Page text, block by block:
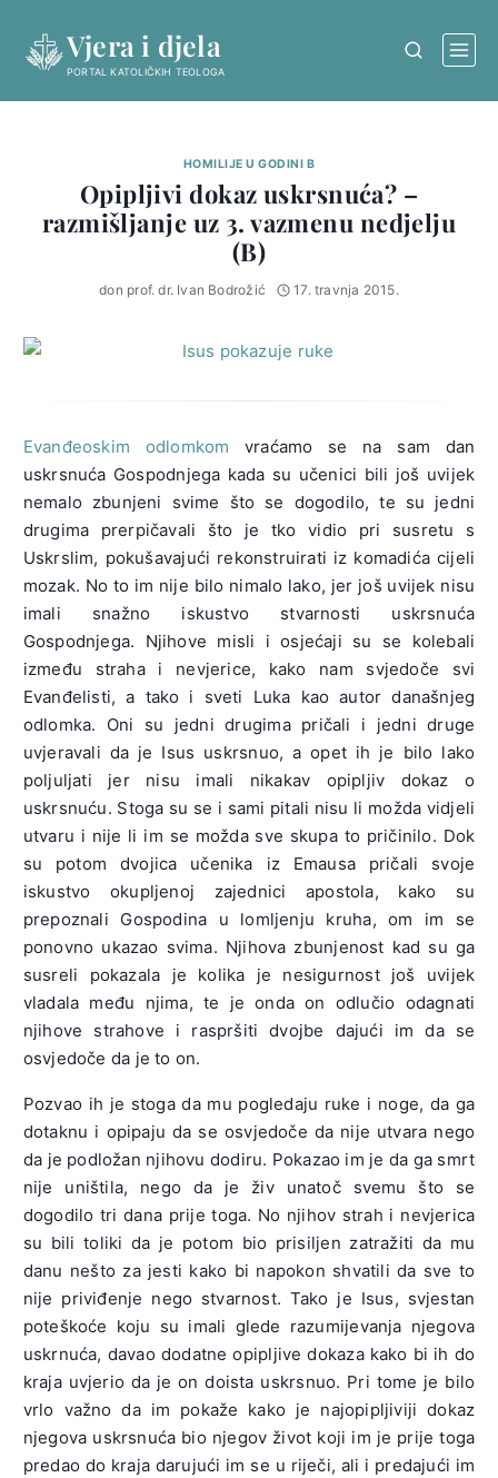
content
Vjera i djela
PORTAL KATOLIČKIH TEOLOGA
HOMILIJE U GODINI B
Opipljivi dokaz uskrsnuća? –
razmišljanje uz 3. vazmenu nedjelju
(B)
don prof. dr. Ivan Bodrožić 17. travnja 2015.
Evanđeoskim odlomkom vraćamo se na sam dan
uskrsnuća Gospodnjega kada su učenici bili još uvijek
nemalo zbunjeni svime što se dogodilo, te su jedni
drugima prerpičavali što je tko vidio pri susretu s
Uskrslim, pokušavajući rekonstruirati iz komadića cijeli
mozak. No to im nije bilo nimalo lako, jer još uvijek nisu
imali snažno iskustvo stvarnosti uskrsnuća
Gospodnjega. Njihove misli i osjećaji su se kolebali
između straha i nevjerice, kako nam svjedoče svi
Evanđelisti, a tako i sveti Luka kao autor današnjeg
odlomka. Oni su jedni drugima pričali i jedni druge
uvjeravali da je Isus uskrsnuo, a opet ih je bilo lako
poljuljati jer nisu imali nikakav opipljiv dokaz o
uskrsnuću. Stoga su se i sami pitali nisu li možda vidjeli
utvaru i nije li im se možda sve skupa to pričinilo. Dok
su potom dvojica učenika iz Emausa pričali svoje
iskustvo okupljenoj zajednici apostola, kako su
prepoznali Gospodina u lomljenju kruha, om im se
ponovno ukazao svima. Njihova zbunjenost kad su ga
susreli pokazala je kolika je nesigurnost još uvijek
vladala među njima, te je onda on odlučio odagnati
njihove strahove i raspršiti dvojbe dajući im da se
osvjedoče da je to on.
Pozvao ih je stoga da mu pogledaju ruke i noge, da ga
dotaknu i opipaju da se osvjedoče da nije utvara nego
da je podložan njihovu dodiru. Pokazao im je da ga smrt
nije uništila, nego da je živ unatoč svemu što se
dogodilo tri dana prije toga. No njihov strah i nevjerica
su bili toliki da je potom bio prisiljen zatražiti da mu
danu nešto za jesti kako bi napokon shvatili da sve to
nije priviđenje nego stvarnost. Tako je Isus, svjestan
poteškoće koju su imali glede razumijevanja njegova
uskrnuća, davao dodatne opipljive dokaza kako bi ih do
kraja uvjerio da je on doista uskrsnuo. Pri tome je bilo
vrlo važno da im pokaže kako je najopipljiviji dokaz
njegova uskrsnuća bio njegov život koji im je prije toga
predao do kraja darujući im se u riječi, ali i predajući im